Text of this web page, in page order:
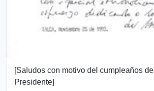
[Saludos con motivo del cumpleaños del
Presidente]